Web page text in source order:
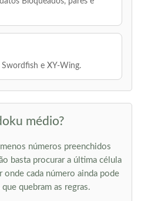
e XY-Wing.
médio?
números preenchidos
basta procurar a última célula
cada número ainda pode
quebram as regras.